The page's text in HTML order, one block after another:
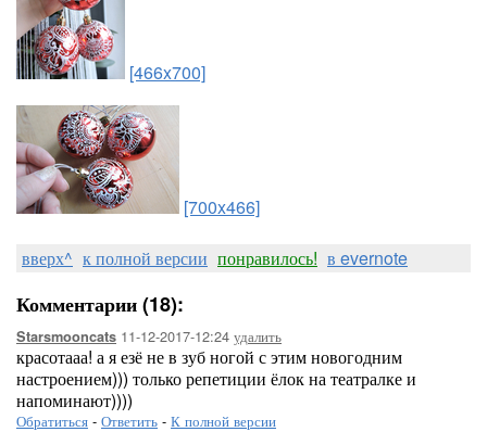
[466x700]
[700x466]
вверх^ к полной версии понравилось! в evernote
Комментарии (18):
Starsmooncats 11-12-2017-12:24 удалить
красотааа! а я езё не в зуб ногой с этим новогодним
настроением))) только репетиции ёлок на театралке и
напоминают))))
Обратиться - Ответить - К полной версии